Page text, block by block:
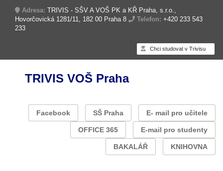
Adresa: TRIVIS - SŠV A VOŠ PK a KŘ Praha, s.r.o.,
Hovorčovická 1281/11, 182 00 Praha 8
Telefon: +420 233 543
233
Chci studovat v Trivisu
TRIVIS VOŠ Praha
Facebook SŠ Praha E- mail pro učitele
OFFICE 365 E-mail pro studenty
BAKALÁŘ KNIHOVNA